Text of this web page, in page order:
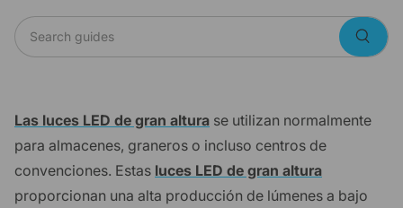
Search guides
Las luces LED de gran altura se utilizan normalmente
para almacenes, graneros o incluso centros de
convenciones. Estas luces LED de gran altura
proporcionan una alta producción de lúmenes a bajo